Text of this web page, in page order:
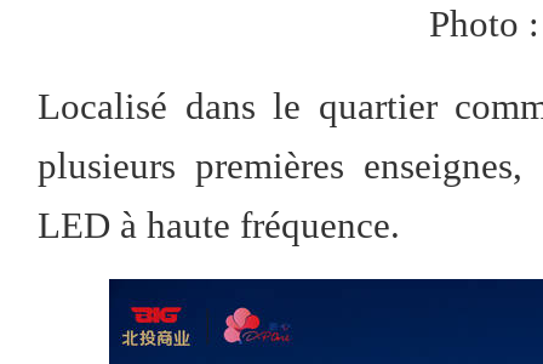
Photo
Localisé dans le quartier
plusieurs premières
LED à haute fréquence.